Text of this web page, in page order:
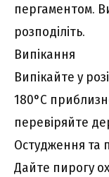
пергаментом.
розподіліть.
Випікання
Випікайте у
180°C
перевіряйте
Остудження та
Дайте пирогу